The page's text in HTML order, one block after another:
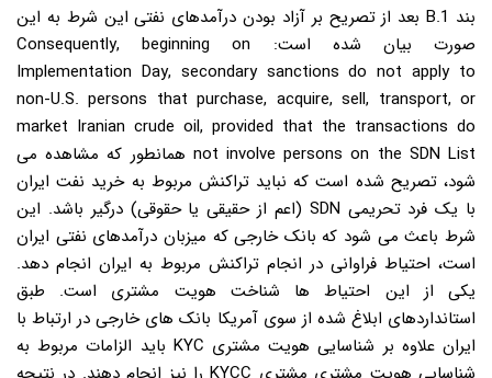
بند B.1 بعد از تصریح بر آزاد بودن درآمدهای نفتی این شرط به این
صورت بیان شده است: Consequently, beginning on
Implementation Day, secondary sanctions do not apply to
non-U.S. persons that purchase, acquire, sell, transport, or
market Iranian crude oil, provided that the transactions do
not involve persons on the SDN List همانطور که مشاهده می
شود، تصریح شده است که نباید تراکنش مربوط به خرید نفت ایران
با یک فرد تحریمی SDN (اعم از حقیقی یا حقوقی) درگیر باشد. این
شرط باعث می شود که بانک خارجی که میزبان درآمدهای نفتی ایران
است، احتیاط فراوانی در انجام تراکنش مربوط به ایران انجام دهد.
یکی از این احتیاط ها شناخت هویت مشتری است. طبق
استانداردهای ابلاغ شده از سوی آمریکا بانک های خارجی در ارتباط با
ایران علاوه بر شناسایی هویت مشتری KYC باید الزامات مربوط به